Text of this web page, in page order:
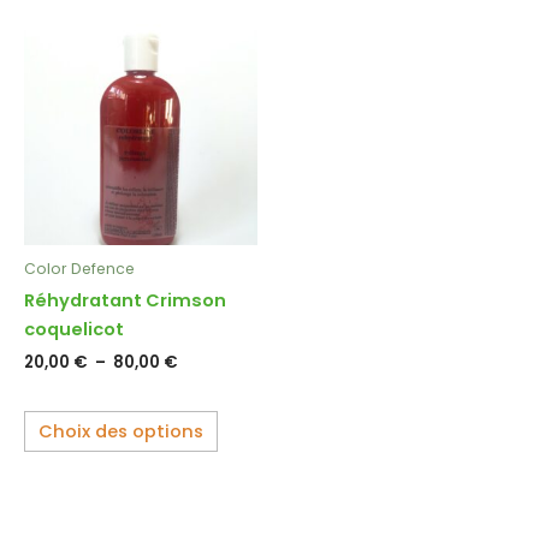
Color Defence
Réhydratant Crimson
coquelicot
20,00 € – 80,00 €
à
80,00 €
Choix des options
sur